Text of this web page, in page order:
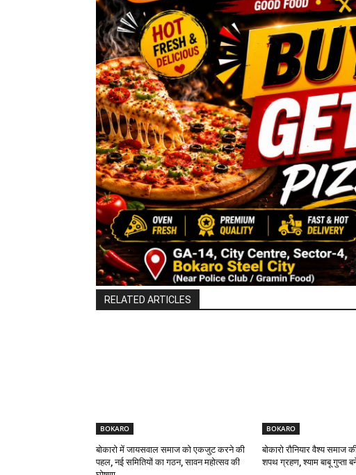
RELATED ARTICLES
BOKARO
बोकारो में जायसवाल समाज को एकजुट करने की
पहल, नई समितियों का गठन, सावन महोत्सव की
BOKARO
बोकारो रौनियार वैश्य समाज
शपथ ग्रहण, श्याम बाबू गुप्ता